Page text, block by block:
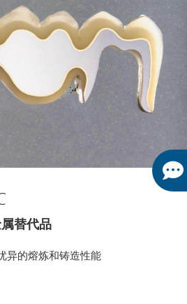
替代品
异的熔炼和铸造性能